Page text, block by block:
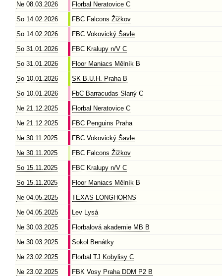
Ne 08.03.2026
Florbal Neratovice C
So 14.02.2026
FBC Falcons Žižkov
So 14.02.2026
FBC Vokovický Šavle
So 31.01.2026
FBC Kralupy n/V C
So 31.01.2026
Floor Maniacs Mělník B
So 10.01.2026
SK B.U.H. Praha B
So 10.01.2026
FbC Barracudas Slaný C
Ne 21.12.2025
Florbal Neratovice C
Ne 21.12.2025
FBC Penguins Praha
Ne 30.11.2025
FBC Vokovický Šavle
Ne 30.11.2025
FBC Falcons Žižkov
So 15.11.2025
FBC Kralupy n/V C
So 15.11.2025
Floor Maniacs Mělník B
Ne 04.05.2025
TEXAS LONGHORNS
Ne 04.05.2025
Lev Lysá
Ne 30.03.2025
Florbalová akademie MB B
Ne 30.03.2025
Sokol Benátky
Ne 23.02.2025
Florbal TJ Kobylisy C
Ne 23.02.2025
FBK Vosy Praha DDM P2 B